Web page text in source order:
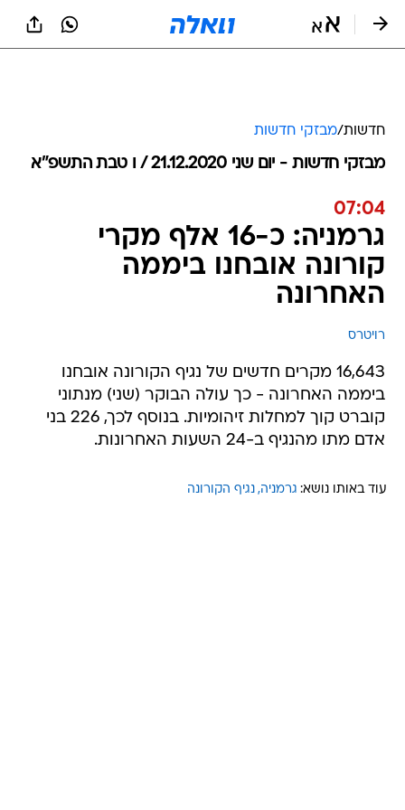
חדשות/מבזקי חדשות
מבזקי חדשות - יום שני 21.12.2020 / ו טבת התשפ"א
07:04
גרמניה: כ-16 אלף מקרי
קורונה אובחנו ביממה
האחרונה
רויטרס
16,643 מקרים חדשים של נגיף הקורונה אובחנו
ביממה האחרונה - כך עולה הבוקר (שני) מנתוני
קוברט קוך למחלות זיהומיות. בנוסף לכך, 226 בני
אדם מתו מהנגיף ב-24 השעות האחרונות.
עוד באותו נושא: גרמניה נגיף הקורונה